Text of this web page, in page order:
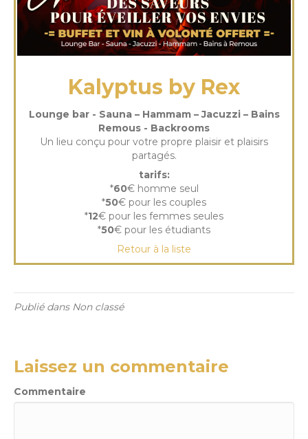
Kalyptus by Rex
Lounge bar - Sauna – Hammam – Jacuzzi – Bains
Remous - Backrooms
Un lieu conçu pour votre propre plaisir et plaisirs
partagés.
tarifs:
*60€ homme seul
*50€ pour les couples
*12€ pour les femmes seules
*50€ pour les étudiants
Retour à la liste
Publié dans Non classé
Laissez un commentaire
Commentaire